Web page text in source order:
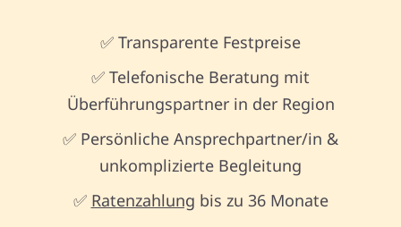
✅ Transparente Festpreise
✅ Telefonische Beratung mit
Überführungspartner in der Region
✅ Persönliche Ansprechpartner/in &
unkomplizierte Begleitung
✅ Ratenzahlung bis zu 36 Monate